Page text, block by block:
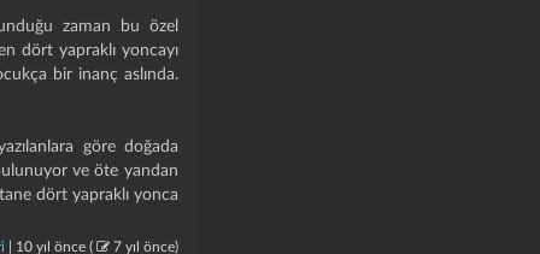
zaman bu özel
dört yapraklı yoncayı
bir inanç aslında.
göre doğada
ve öte yandan
dört yapraklı yonca
10 yıl önce ( 7 yıl önce)